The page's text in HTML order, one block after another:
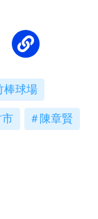
棒球場
陳章賢